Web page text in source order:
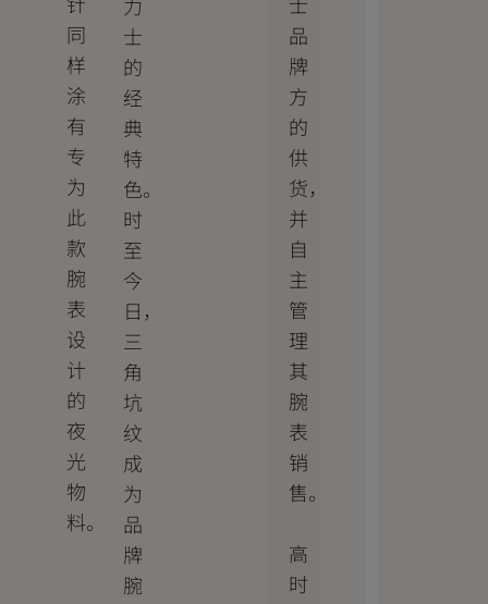
同
样
涂
有
专
为
此
款
腕
表
设
计
的
夜
光
物
料。
士
的
经
典
特
色。
时
至
今
日，
三
角
坑
纹
成
为
品
牌
腕
品
牌
方
的
供
货，
并
自
主
管
理
其
腕
表
销
售。
高
时